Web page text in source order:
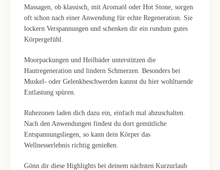
Massagen, ob klassisch, mit Aromaöl oder Hot Stone, sorgen
oft schon nach einer Anwendung für echte Regeneration. Sie
lockern Verspannungen und schenken dir ein rundum gutes
Körpergefühl.
Moorpackungen und Heilbäder unterstützen die
Hautregeneration und lindern Schmerzen. Besonders bei
Muskel- oder Gelenkbeschwerden kannst du hier wohltuende
Entlastung spüren.
Ruhezonen laden dich dazu ein, einfach mal abzuschalten.
Nach den Anwendungen findest du dort gemütliche
Entspannungsliegen, so kann dein Körper das
Wellnesserlebnis richtig genießen.
Gönn dir diese Highlights bei deinem nächsten Kurzurlaub